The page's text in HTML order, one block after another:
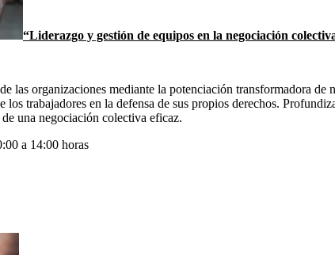
“Liderazgo y gestión de equipos en la negociación
las organizaciones mediante la potenciación transformadora
trabajadores en la defensa de sus propios derechos.
una negociación colectiva eficaz.
a 14:00 horas